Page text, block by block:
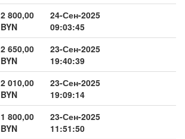
2 800,00
BYN
24-Сен-2025
09:03:45
2 650,00
BYN
23-Сен-2025
19:40:39
2 010,00
BYN
23-Сен-2025
19:09:14
1 800,00
BYN
23-Сен-2025
11:51:50